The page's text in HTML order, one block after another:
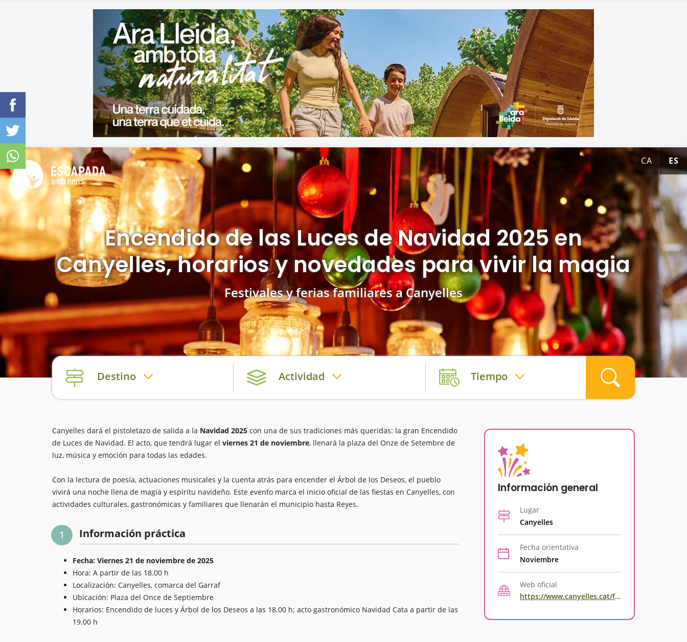
CA ES
Encendido de las Luces de Navidad 2025 en
Canyelles, horarios y novedades para vivir la magia
Festivales y ferias familiares a Canyelles
Destino Actividad Tiempo
Canyelles dará el pistoletazo de salida a la Navidad 2025 con una de sus tradiciones más queridas: la gran Encendido
de Luces de Navidad. El acto, que tendrá lugar el viernes 21 de noviembre, llenará la plaza del Onze de Setembre de
luz, música y emoción para todas las edades.
Con la lectura de poesía, actuaciones musicales y la cuenta atrás para encender el Árbol de los Deseos, el pueblo
vivirá una noche llena de magia y espíritu navideño. Este evento marca el inicio oficial de las fiestas en Canyelles, con
actividades culturales, gastronómicas y familiares que llenarán el municipio hasta Reyes.
1 Información práctica
Fecha: Viernes 21 de noviembre de 2025
Hora: A partir de las 18.00 h
Localización: Canyelles, comarca del Garraf
Ubicación: Plaza del Once de Septiembre
Horarios: Encendido de luces y Árbol de los Deseos a las 18.00 h; acto gastronómico Navidad Cata a partir de las
19.00 h
Información general
Lugar
Canyelles
Fecha orientativa
Noviembre
Web oficial
https://www.canyelles.cat/festes-cultura-i-patrimoni/encesa-de-llums-i-nadal-tast-compte-enrere-per-al-21-de-novembre